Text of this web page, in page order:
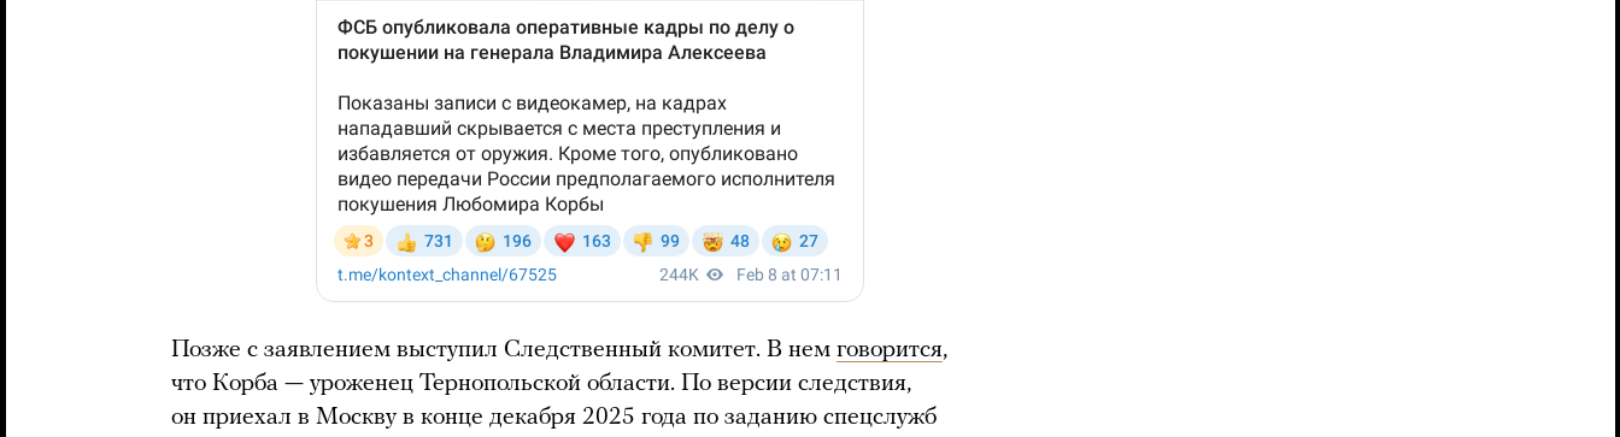
Позже с заявлением выступил Следственный комитет. В нем говорится,
что Корба — уроженец Тернопольской области. По версии следствия,
он приехал в Москву в конце декабря 2025 года по заданию спецслужб